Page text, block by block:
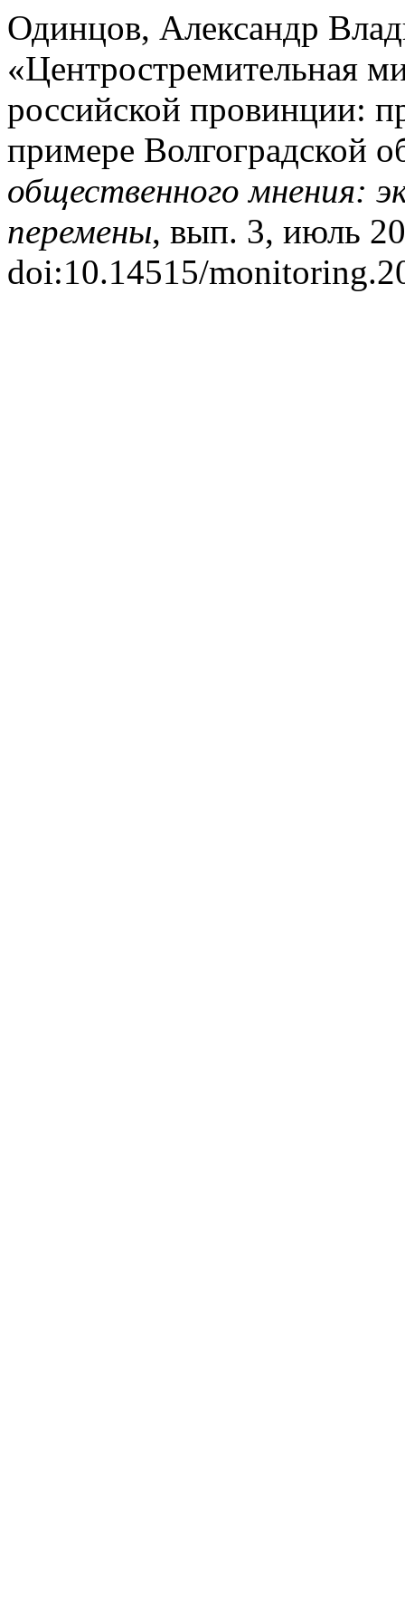
Одинцов, Александр
«Центростремительная
российской провинции:
примере Волгоградской
общественного мнения:
перемены, вып. 3, июль
doi:10.14515/